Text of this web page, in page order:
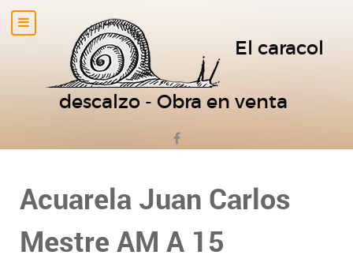
El caracol
descalzo - Obra en venta
Acuarela Juan Carlos
Mestre AM A 15